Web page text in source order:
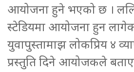
आयोजना हुने भएको छ ।
स्टेडियमा आयोजना हुन
युवापुस्तामाझ लोकप्रिय ४
प्रस्तुति दिने आयोजकले